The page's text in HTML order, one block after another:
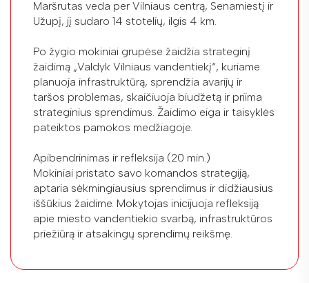
Maršrutas veda per Vilniaus centrą, Senamiestį ir
Užupį, jį sudaro 14 stotelių, ilgis 4 km.
Po žygio mokiniai grupėse žaidžia strateginį
žaidimą „Valdyk Vilniaus vandentiekį“, kuriame
planuoja infrastruktūrą, sprendžia avarijų ir
taršos problemas, skaičiuoja biudžetą ir priima
strateginius sprendimus. Žaidimo eiga ir taisyklės
pateiktos pamokos medžiagoje.
Apibendrinimas ir refleksija (20 min.)
Mokiniai pristato savo komandos strategiją,
aptaria sėkmingiausius sprendimus ir didžiausius
iššūkius žaidime. Mokytojas inicijuoja refleksiją
apie miesto vandentiekio svarbą, infrastruktūros
priežiūrą ir atsakingų sprendimų reikšmę.